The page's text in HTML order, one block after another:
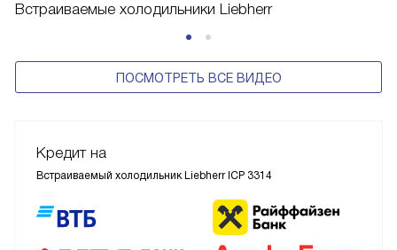
Встраиваемые холодильники Liebherr
ПОСМОТРЕТЬ ВСЕ ВИДЕО
Кредит на
Встраиваемый холодильник Liebherr ICP 3314